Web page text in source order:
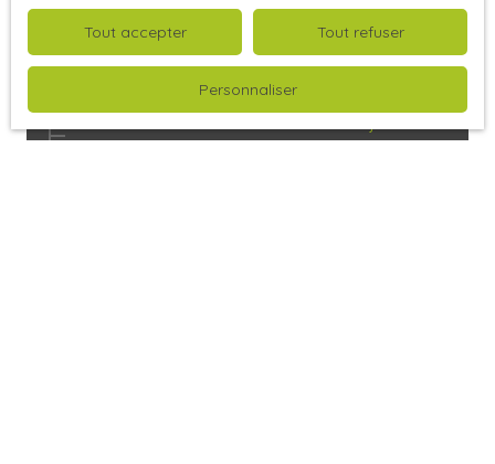
5 raisons pour lesquelles vous n'arrivez pas à
vendre un bien à Provin
L'investissement locatif à Provin
Tout accepter Tout refuser
Personnaliser